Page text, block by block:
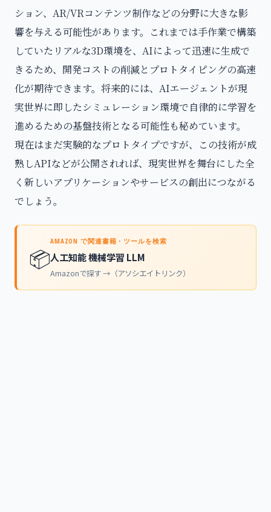
ション、AR/VRコンテンツ制作などの分野に大きな影
響を与える可能性があります。これまでは手作業で構築
していたリアルな3D環境を、AIによって迅速に生成で
きるため、開発コストの削減とプロトタイピングの高速
化が期待できます。将来的には、AIエージェントが現
実世界に即したシミュレーション環境で自律的に学習を
進めるための基盤技術となる可能性も秘めています。
現在はまだ実験的なプロトタイプですが、この技術が成
熟しAPIなどが公開されれば、現実世界を舞台にした全
く新しいアプリケーションやサービスの創出につながる
でしょう。
📦
AMAZON で関連書籍・ツールを検索
人工知能 機械学習 LLM
Amazonで探す →（アソシエイトリンク）